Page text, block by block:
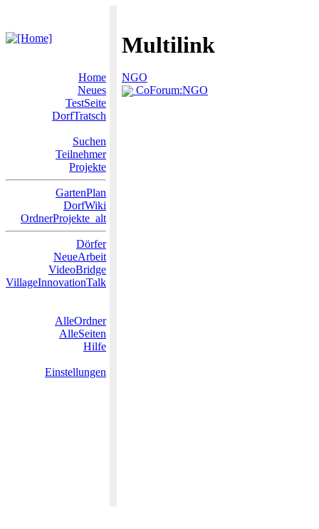
Multilink
Home
Neues
TestSeite
DorfTratsch
Suchen
Teilnehmer
Projekte
GartenPlan
DorfWiki
OrdnerProjekte_alt
Dörfer
NeueArbeit
VideoBridge
VillageInnovationTalk
AlleOrdner
AlleSeiten
Hilfe
Einstellungen
NGO
CoForum:NGO